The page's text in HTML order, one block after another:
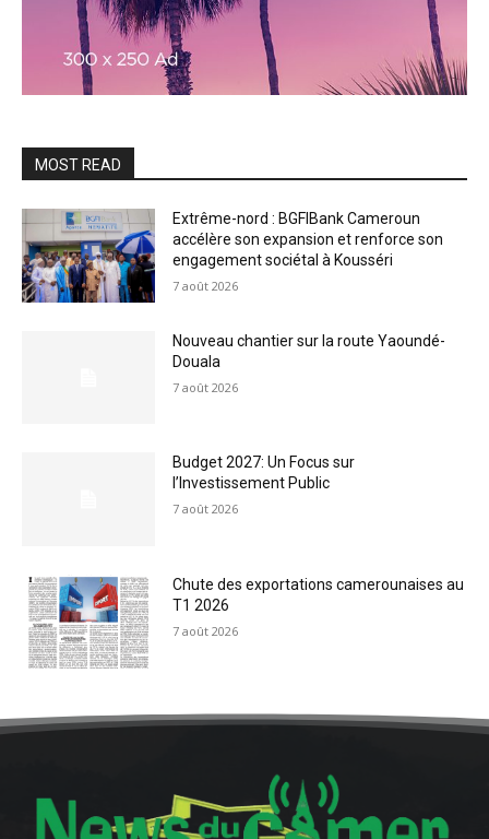
MOST READ
Extrême-nord : BGFIBank Cameroun
accélère son expansion et renforce son
engagement sociétal à Kousséri
7 août 2026
Nouveau chantier sur la route Yaoundé-
Douala
7 août 2026
Budget 2027: Un Focus sur
l’Investissement Public
7 août 2026
Chute des exportations camerounaises au
T1 2026
7 août 2026